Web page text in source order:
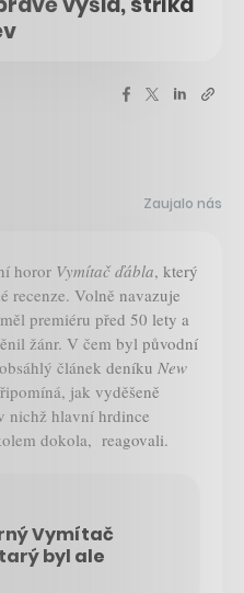
Zaujalo nás
horor Vymítač ďábla, který
recenze. Volně navazuje
premiéru před 50 lety a
žánr. V čem byl původní
článek deníku New
jak vyděšeně
nichž hlavní hrdince
dokola, reagovali.
Vymítač
byl ale